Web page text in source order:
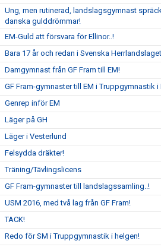
Ung, men rutinerad, landslagsgymnast
danska gulddrömmar!
EM-Guld att försvara för Ellinor..!
Bara 17 år och redan i Svenska
Damgymnast från GF Fram till EM!
GF Fram-gymnaster till EM i Truppgymnastik i
Genrep inför EM
Läger på GH
Läger i Vesterlund
Felsydda dräkter!
Träning/Tävlingslicens
GF Fram-gymnaster till landslagssamling..!
USM 2016, med två lag från GF Fram!
TACK!
Redo för SM i Truppgymnastik i helgen!